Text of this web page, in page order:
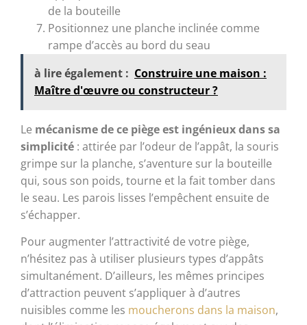
de la bouteille
Positionnez une planche inclinée comme
rampe d’accès au bord du seau
à lire également : Construire une maison :
Maître d'œuvre ou constructeur ?
Le mécanisme de ce piège est ingénieux dans sa
simplicité : attirée par l’odeur de l’appât, la souris
grimpe sur la planche, s’aventure sur la bouteille
qui, sous son poids, tourne et la fait tomber dans
le seau. Les parois lisses l’empêchent ensuite de
s’échapper.
Pour augmenter l’attractivité de votre piège,
n’hésitez pas à utiliser plusieurs types d’appâts
simultanément. D’ailleurs, les mêmes principes
d’attraction peuvent s’appliquer à d’autres
nuisibles comme les moucherons dans la maison,